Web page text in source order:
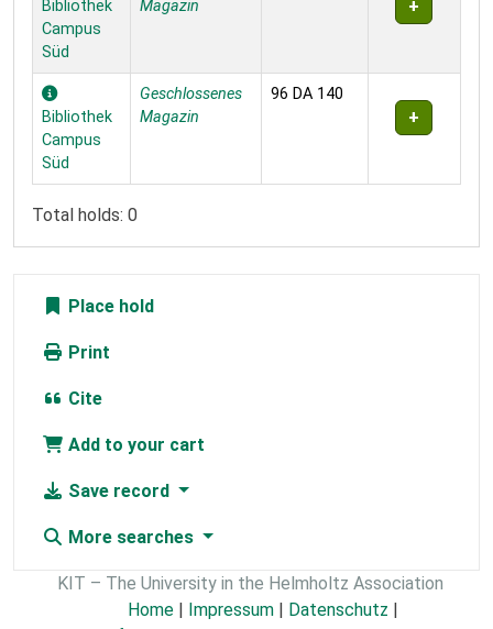
Bibliothek
Campus
Süd
Magazin
Bibliothek
Campus
Süd
Geschlossenes
Magazin
96 DA 140
Total holds: 0
Place hold
Print
Cite
Add to your cart
Save record
More searches
KIT – The University in the Helmholtz Association
Home | Impressum | Datenschutz |